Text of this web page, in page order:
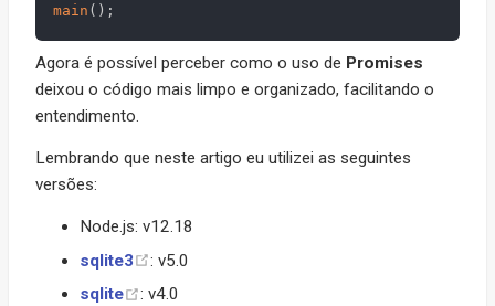
main ( ) ;
Agora é possível perceber como o uso de Promises
deixou o código mais limpo e organizado, facilitando o
entendimento.
Lembrando que neste artigo eu utilizei as seguintes
versões:
Node.js: v12.18
sqlite3
: v5.0
sqlite
: v4.0